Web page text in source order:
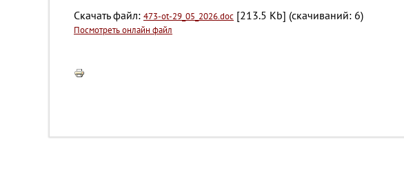
Скачать файл: 473-ot-29_05_2026.doc [213.5 Kb] (cкачиваний: 6)
Посмотреть онлайн файл